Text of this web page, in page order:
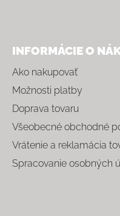
INFORMÁCIE O
Ako nakupovať
Možnosti platby
Doprava tovaru
Všeobecné obchodné
Vrátenie a reklamácia
Spracovanie osobných